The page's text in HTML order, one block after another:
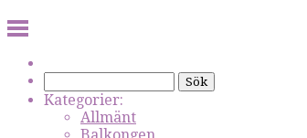
Kategorier:
Allmänt